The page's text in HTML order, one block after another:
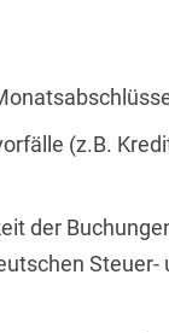
(z.B.
der
Steuer-